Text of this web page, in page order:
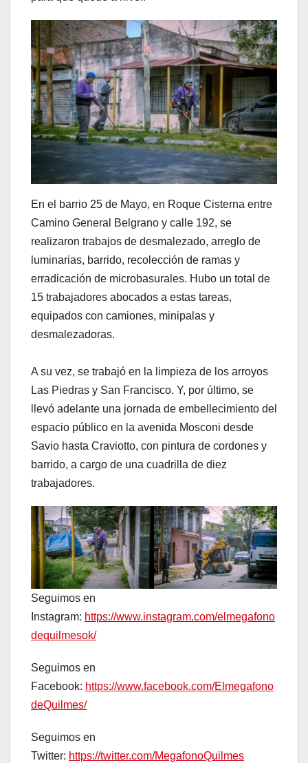
En el barrio 25 de Mayo, en Roque Cisterna entre
Camino General Belgrano y calle 192, se
realizaron trabajos de desmalezado, arreglo de
luminarias, barrido, recolección de ramas y
erradicación de microbasurales. Hubo un total de
15 trabajadores abocados a estas tareas,
equipados con camiones, minipalas y
desmalezadoras.
A su vez, se trabajó en la limpieza de los arroyos
Las Piedras y San Francisco. Y, por último, se
llevó adelante una jornada de embellecimiento del
espacio público en la avenida Mosconi desde
Savio hasta Craviotto, con pintura de cordones y
barrido, a cargo de una cuadrilla de diez
trabajadores.
Seguimos en
Instagram: https://www.instagram.com/elmegafono
dequilmesok/
Seguimos en
Facebook: https://www.facebook.com/Elmegafono
deQuilmes/
Seguimos en
Twitter: https://twitter.com/MegafonoQuilmes